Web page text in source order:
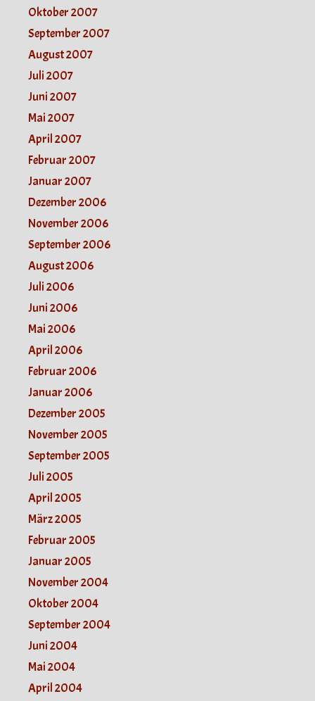
Oktober 2007
September 2007
August 2007
Juli 2007
Juni 2007
Mai 2007
April 2007
Februar 2007
Januar 2007
Dezember 2006
November 2006
September 2006
August 2006
Juli 2006
Juni 2006
Mai 2006
April 2006
Februar 2006
Januar 2006
Dezember 2005
November 2005
September 2005
Juli 2005
April 2005
März 2005
Februar 2005
Januar 2005
November 2004
Oktober 2004
September 2004
Juni 2004
Mai 2004
April 2004